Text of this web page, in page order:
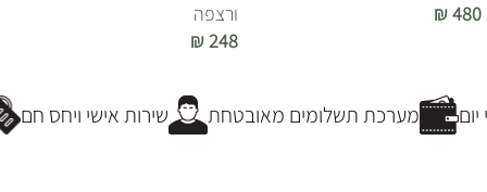
₪480
ורצפה
₪248
שירות אישי ויחס חם מערכת תשלומים מאובטחת